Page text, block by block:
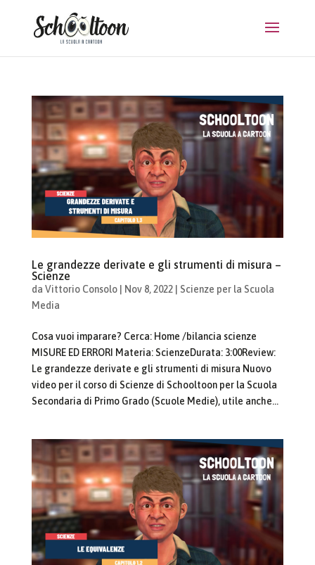
Le grandezze derivate e gli strumenti di misura –
Scienze
da Vittorio Consolo| Nov 8, 2022| Scienze per la Scuola
Media
Cosa vuoi imparare? Cerca: Home /bilancia scienze
MISURE ED ERRORI Materia: ScienzeDurata: 3:00Review:
Le grandezze derivate e gli strumenti di misura Nuovo
video per il corso di Scienze di Schooltoon per la Scuola
Secondaria di Primo Grado (Scuole Medie), utile anche...